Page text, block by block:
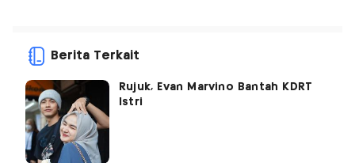
Berita Terkait
Rujuk, Evan Marvino Bantah KDRT
Istri